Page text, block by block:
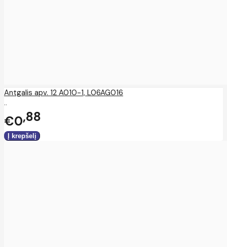
Antgalis apv. 12 A010-1, L06AG016
..
€0 88